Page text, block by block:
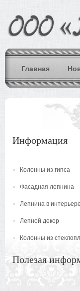
Главная
Информация
Колонны из гипса
Фасадная лепнина
Лепнина в интерьере
Лепной декор
Колонны из
Полезая